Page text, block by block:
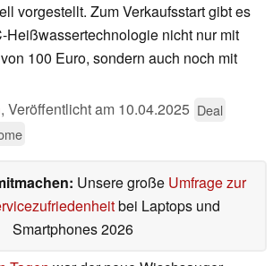
vorgestellt. Zum Verkaufsstart gibt es
Heißwassertechnologie nicht nur mit
100 Euro, sondern auch noch mit
, Veröffentlicht am 10.04.2025 Deal
Unsere große Umfrage zur
bei Laptops und
Smartphones 2026